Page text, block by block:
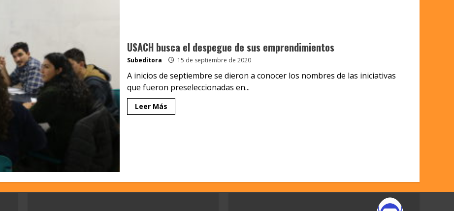
USACH busca el despegue de sus emprendimientos
Subeditora 15 de septiembre de 2020
A inicios de septiembre se dieron a conocer los nombres de las iniciativas
que fueron preseleccionadas en...
Leer Más